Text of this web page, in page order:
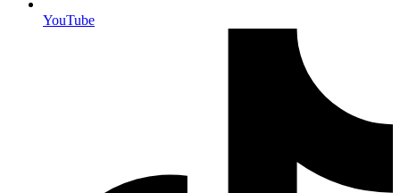
YouTube